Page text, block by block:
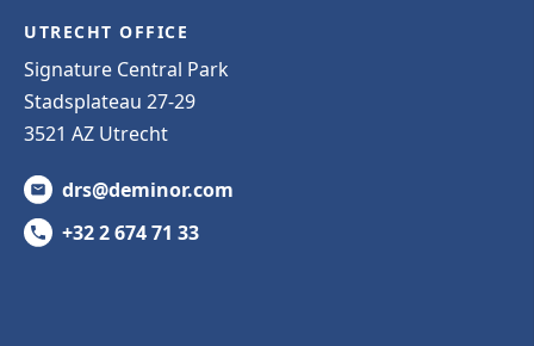
UTRECHT OFFICE
Signature Central Park
Stadsplateau 27-29
3521 AZ Utrecht
drs@deminor.com
+32 2 674 71 33